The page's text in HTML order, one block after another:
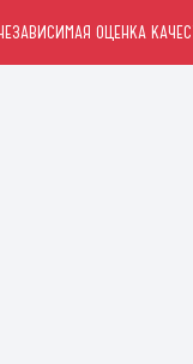
ОЦЕНКА